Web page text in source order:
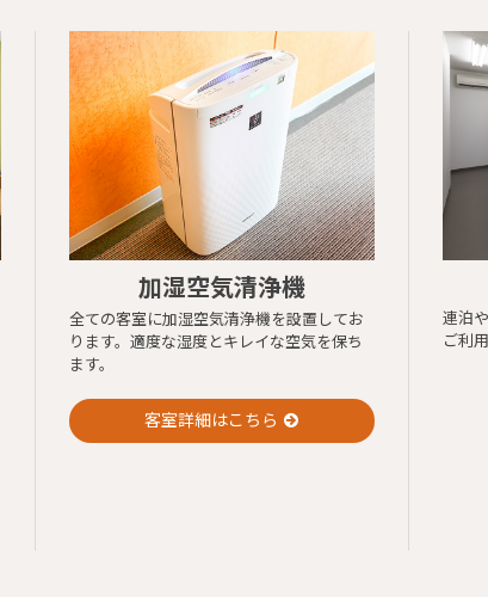
※You will be redirected to Choice Hotel
each hotel name.
Rates and the membership program differ from
ご予約・空室
公式サイトベストレー
全プラン お得
チェックイン日
チェックアウト日
部屋数
加湿空気清浄機
全ての客室に加湿空気清浄機を設置してお
ります。適度な湿度とキレイな空気を保ち
ます。
客室詳細はこちら
連泊
ご利